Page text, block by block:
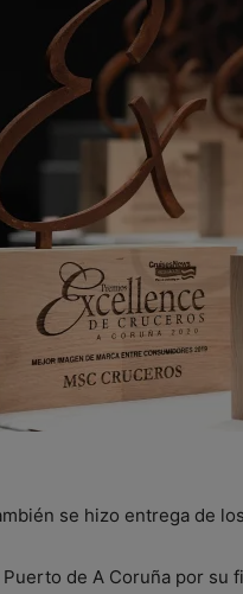
se hizo entrega de
de A Coruña por su